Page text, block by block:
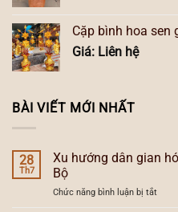
Cặp bình hoa sen
Giá: Liên hệ
BÀI VIẾT MỚI NHẤT
28
Th7
Xu hướng dân gian
Bộ
Chức năng bình luận bị tắtở
Xu